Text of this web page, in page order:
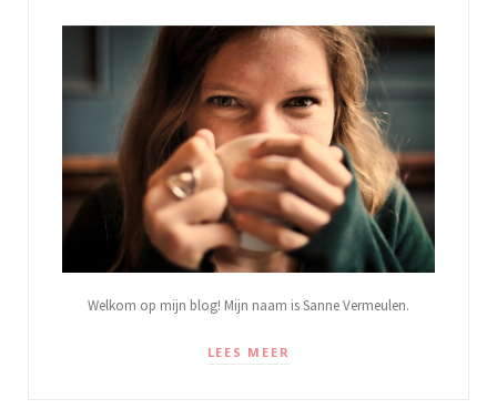
Welkom op mijn blog! Mijn naam is Sanne Vermeulen.
LEES MEER